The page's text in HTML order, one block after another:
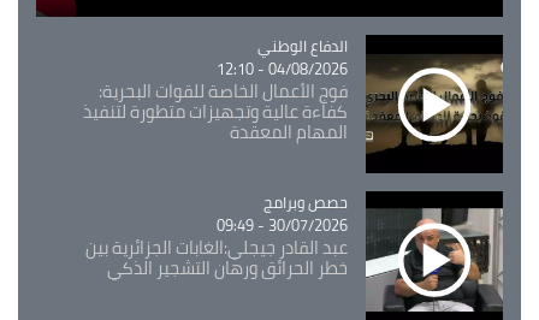
Catégorie
الدفاع الوطني
04/08/2026 - 12:10
فوج الأعمال الخاصة للقوات البحرية:
كفاءة عالية وتجهيزات متطورة لتنفيذ
المهام المعقدة
Catégorie
حصص وبرامج
30/07/2026 - 09:49
عبد القادر جيجلي:الغابات الجزائرية بين
خطر الحرائق ورهان التشجير الذكي